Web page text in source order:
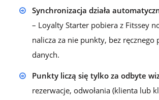
Synchronizacja działa
– Loyalty Starter pobiera z Fitssey
nalicza za nie punkty, bez ręcznego
danych.
Punkty liczą się tylko za odbyte
rezerwacje, odwołania (klienta lub